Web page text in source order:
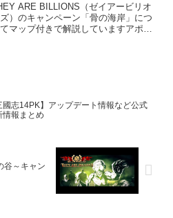
ARE BILLIONS（ゼイアービリオ
）のキャンペーン「骨の海岸」につ
マップ付きで解説していますアポカ
國志14PK】アップデート情報など公式
情報まとめ
谷～キャン